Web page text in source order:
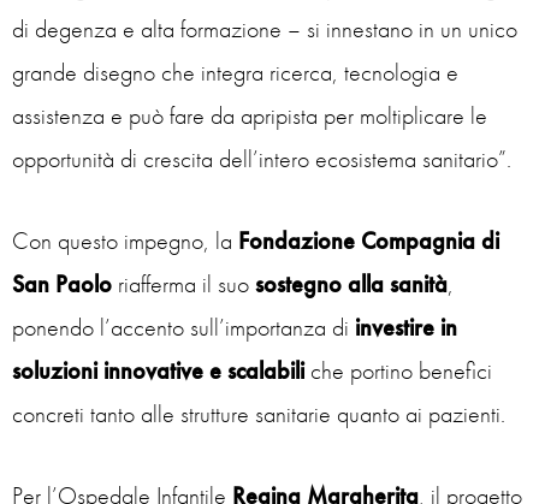
di degenza e alta formazione – si innestano in un unico
grande disegno che integra ricerca, tecnologia e
assistenza e può fare da apripista per moltiplicare le
opportunità di crescita dell’intero ecosistema sanitario”.
Con questo impegno, la Fondazione Compagnia di
San Paolo riafferma il suosostegno alla sanità,
ponendo l’accento sull’importanza di investire in
soluzioni innovative e scalabiliche portino benefici
concreti tanto alle strutture sanitarie quanto ai pazienti.
Per l’Ospedale Infantile Regina Margherita, il progetto